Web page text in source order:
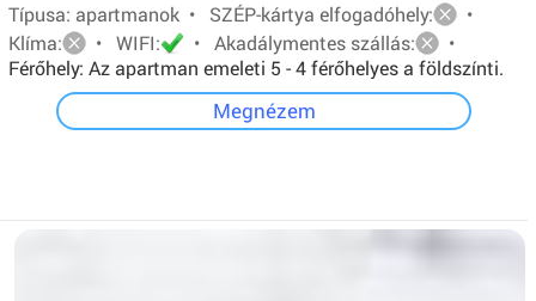
Típusa: apartmanok • SZÉP-kártya elfogadóhely:
•
Klíma:
• WIFI: • Akadálymentes szállás:
•
Férőhely: Az apartman emeleti 5 - 4 férőhelyes a földszínti.
Mindkét apartmanban van: egy - egy franciaágy és két ill.
három egyszemélyes ágy.Megnézem